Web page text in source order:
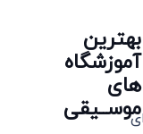
بهترین
آموزشگاه
های
موســیقی